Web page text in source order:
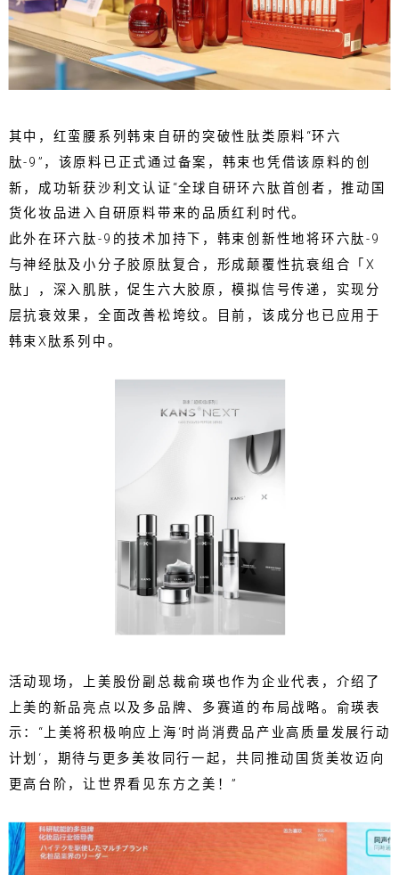
其中，红蛮腰系列韩束自研的突破性肽类原料“环六
肽-9”，该原料已正式通过备案，韩束也凭借该原料的创
新，成功斩获沙利文认证“全球自研环六肽首创者，推动国
货化妆品进入自研原料带来的品质红利时代。
此外在环六肽-9的技术加持下，韩束创新性地将环六肽-9
与神经肽及小分子胶原肽复合，形成颠覆性抗衰组合「X
肽」，深入肌肤，促生六大胶原，模拟信号传递，实现分
层抗衰效果，全面改善松垮纹。目前，该成分也已应用于
韩束X肽系列中。
活动现场，上美股份副总裁俞瑛也作为企业代表，介绍了
上美的新品亮点以及多品牌、多赛道的布局战略。俞瑛表
示：“上美将积极响应上海‘时尚消费品产业高质量发展行动
计划‘，期待与更多美妆同行一起，共同推动国货美妆迈向
更高台阶，让世界看见东方之美！”